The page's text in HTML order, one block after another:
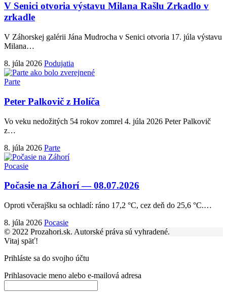
V Senici otvoria výstavu Milana Rašlu Zrkadlo v
zrkadle
V Záhorskej galérii Jána Mudrocha v Senici otvoria 17. júla výstavu
Milana…
8. júla 2026 Podujatia
Parte
Peter Palkovič z Holíča
Vo veku nedožitých 54 rokov zomrel 4. júla 2026 Peter Palkovič
z…
8. júla 2026 Parte
Pocasie
Počasie na Záhorí — 08.07.2026
Oproti včerajšku sa ochladí: ráno 17,2 °C, cez deň do 25,6 °C.…
8. júla 2026 Pocasie
© 2022 Prozahori.sk. Autorské práva sú vyhradené.
Vitaj späť!
Prihláste sa do svojho účtu
Prihlasovacie meno alebo e-mailová adresa